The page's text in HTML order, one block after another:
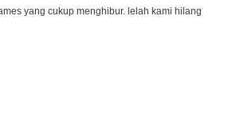
yang cukup menghibur. lelah kami hilang